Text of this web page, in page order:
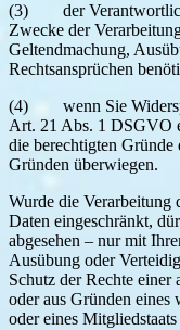
(3) der
Zwecke der
Geltendmachung,
Rechtsansprüchen
(4) wenn Sie
Art. 21 Abs. 1 DSGVO
die berechtigten Gründe
Gründen überwiegen.
Wurde die Verarbeitung
Daten eingeschränkt,
abgesehen – nur mit
Ausübung oder
Schutz der Rechte einer
oder aus Gründen
oder eines